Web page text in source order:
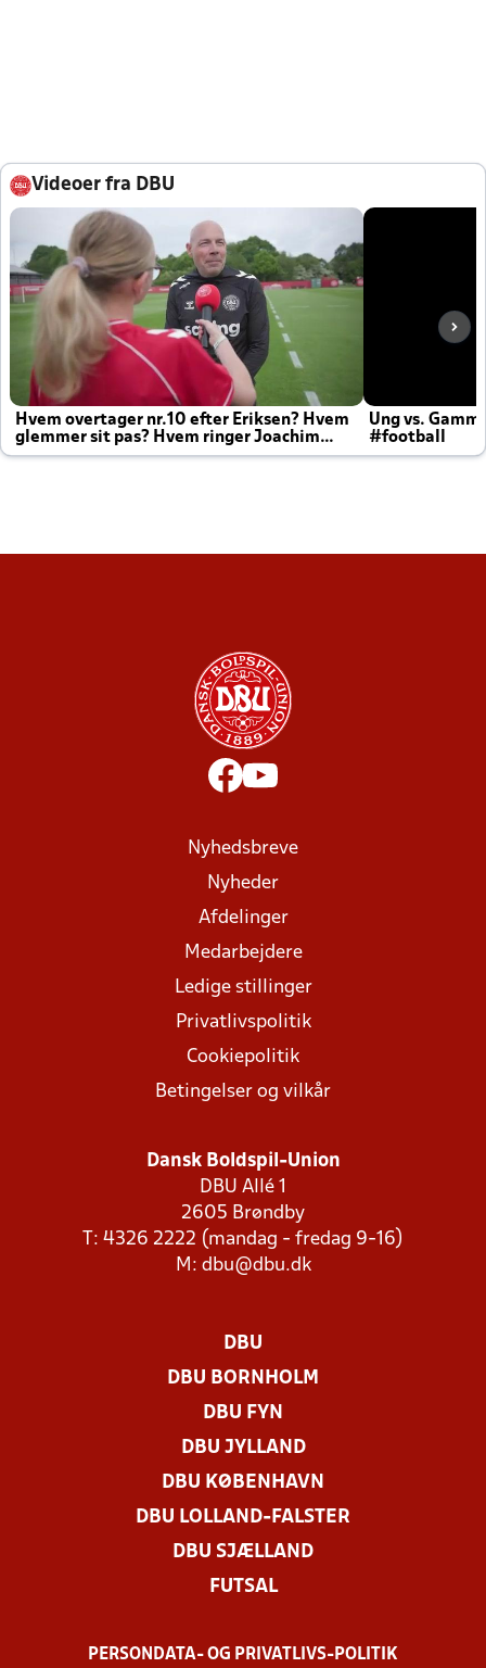
Videoer fra DBU
Hvem overtager nr.10 efter Eriksen? Hvem
glemmer sit pas? Hvem ringer Joachim
altid til efter kampe?
Ung vs.
#football
Nyhedsbreve
Nyheder
Afdelinger
Medarbejdere
Ledige stillinger
Privatlivspolitik
Cookiepolitik
Betingelser og vilkår
Dansk Boldspil-Union
DBU Allé 1
2605 Brøndby
T: 4326 2222 (mandag - fredag 9-16)
M: dbu@dbu.dk
DBU
DBU BORNHOLM
DBU FYN
DBU JYLLAND
DBU KØBENHAVN
DBU LOLLAND-FALSTER
DBU SJÆLLAND
FUTSAL
PERSONDATA- OG PRIVATLIVS-POLITIK